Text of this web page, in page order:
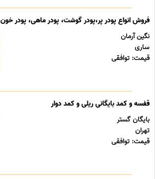
فروش انواع پودر پر،پودر گوشت، پودر ماهی، پودر خون
نگین آرمان
ساری
قیمت: توافقی
قفسه و کمد بایگانی ریلی و کمد دوار
بایگان گستر
تهران
قیمت: توافقی